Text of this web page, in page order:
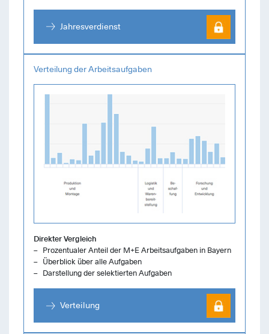
Jahresverdienst
Verteilung der Arbeitsaufgaben
Direkter Vergleich
Prozentualer Anteil der M+E Arbeitsaufgaben in Bayern
Überblick über alle Aufgaben
Darstellung der selektierten Aufgaben
Verteilung